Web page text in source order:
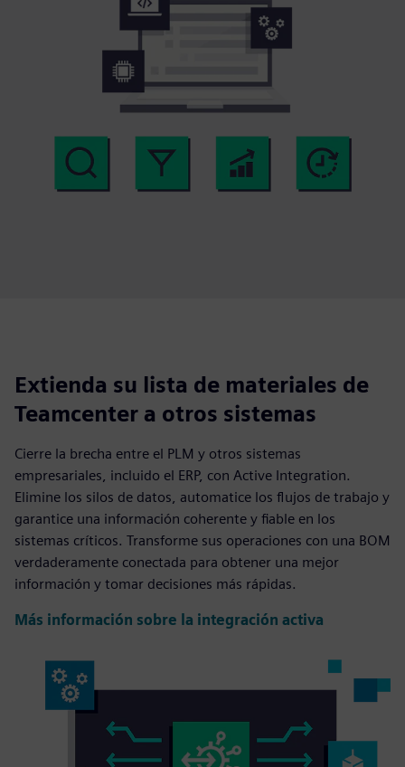
Extienda su lista de materiales de
Teamcenter a otros sistemas
Cierre la brecha entre el PLM y otros sistemas
empresariales, incluido el ERP, con Active Integration.
Elimine los silos de datos, automatice los flujos de trabajo y
garantice una información coherente y fiable en los
sistemas críticos. Transforme sus operaciones con una BOM
verdaderamente conectada para obtener una mejor
información y tomar decisiones más rápidas.
Más información sobre la integración activa